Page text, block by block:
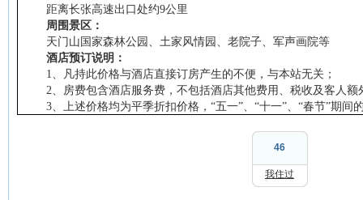
距离长张高速出口处约9公里
周围景区：
天门山国家森林公园、土家风情园、老院子、军声画院等
酒店预订说明：
1
、凡持此价格与酒店直接订房产生的不便，与本站无关；
2 、房费包含酒店服务费，不包括酒店其他费用、税收及客人
3 、上述价格均为平季折扣价格，“五一”、“十一”、“春节”期间
46
我住过